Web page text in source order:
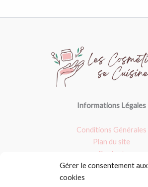
Gérer le consentement aux
cookies
Informations Légales
Conditions Générales
Plan du site
Contact
Nos dossiers